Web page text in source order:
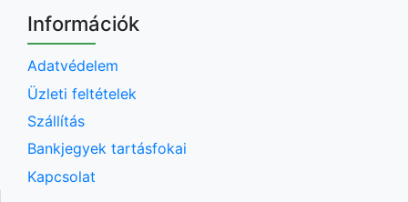
Információk
Adatvédelem
Üzleti feltételek
Szállítás
Bankjegyek tartásfokai
Kapcsolat